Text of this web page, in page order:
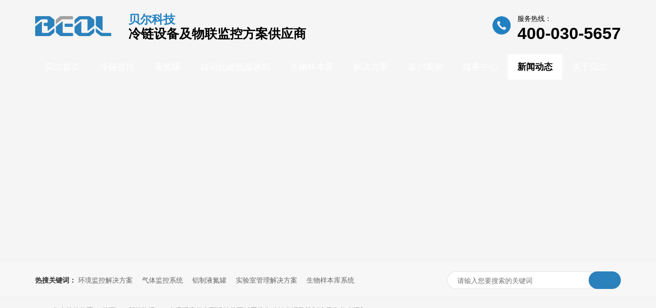
贝尔科技
冷链设备及物联监控方案供应商
服务热线：
400-030-5657
新闻动态
热搜关键词： 环境监控解决方案 气体监控系统 铝制液氮罐 实验室管理解决方案 生物样本库系统